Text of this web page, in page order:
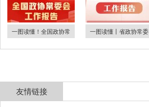
一图读懂！全国政协常 一图读懂丨省政协常委
友情链接